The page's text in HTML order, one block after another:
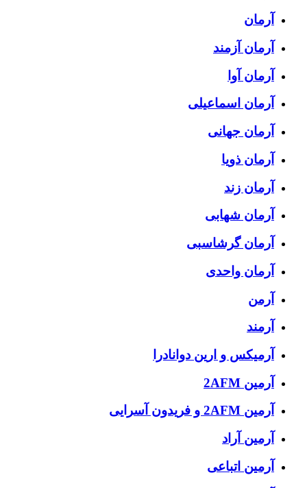
آرمان
آرمان آزمند
آرمان آوا
آرمان اسماعیلی
آرمان جهانی
آرمان ذویا
آرمان زند
آرمان شهابی
آرمان گرشاسبی
آرمان واحدی
آرمن
آرمند
آرمیکس و ارین دوانادرا
آرمین 2AFM
آرمین 2AFM و فریدون آسرایی
آرمین آراد
آرمین اتباعی